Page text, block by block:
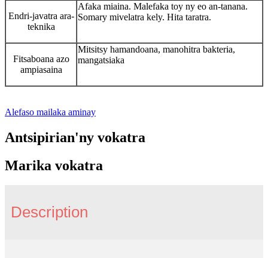
Endri-javatra ara-
teknika
Afaka miaina. Malefaka toy ny eo an-tanana.
Somary mivelatra kely. Hita taratra.
Fitsaboana azo
ampiasaina
Mitsitsy hamandoana, manohitra bakteria,
mangatsiaka
Alefaso mailaka aminay
Antsipirian'ny vokatra
Marika vokatra
Description